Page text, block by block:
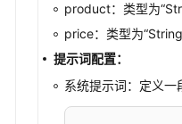
product：类型为
price：类型为
提示词配置：
系统提示词：定义一